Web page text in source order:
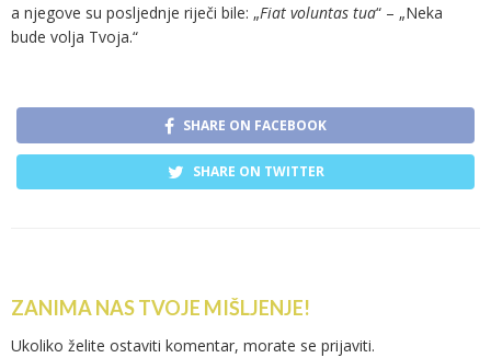
a njegove su posljednje riječi bile: „Fiat voluntas tua“ – „Neka
bude volja Tvoja.“
SHARE ON FACEBOOK
SHARE ON TWITTER
ZANIMA NAS TVOJE MIŠLJENJE!
Ukoliko želite ostaviti komentar, morate se prijaviti.